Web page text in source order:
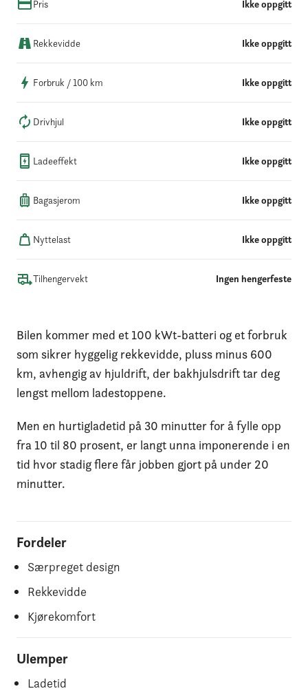
Pris Ikke oppgitt
Rekkevidde Ikke oppgitt
Forbruk / 100 km Ikke oppgitt
Drivhjul Ikke oppgitt
Ladeeffekt Ikke oppgitt
Bagasjerom Ikke oppgitt
Nyttelast Ikke oppgitt
Tilhengervekt Ingen hengerfeste
Bilen kommer med et 100 kWt-batteri og et forbruk
som sikrer hyggelig rekkevidde, pluss minus 600
km, avhengig av hjuldrift, der bakhjulsdrift tar deg
lengst mellom ladestoppene.
Men en hurtigladetid på 30 minutter for å fylle opp
fra 10 til 80 prosent, er langt unna imponerende i en
tid hvor stadig flere får jobben gjort på under 20
minutter.
Fordeler
Særpreget design
Rekkevidde
Kjørekomfort
Ulemper
Ladetid